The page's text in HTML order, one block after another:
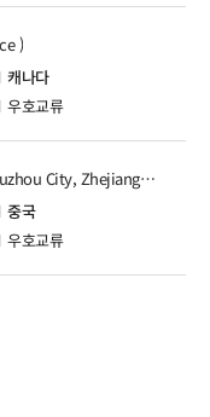
캐나다
)
우호교류
중국
저장성 취저우시 창산현( Changshan County, Quzhou City, Zhejiang Province )
우호교류